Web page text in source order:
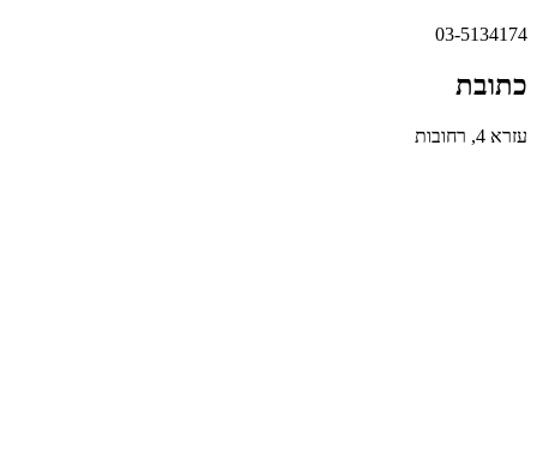
03-5134174
כתובת
עזרא 4, רחובות